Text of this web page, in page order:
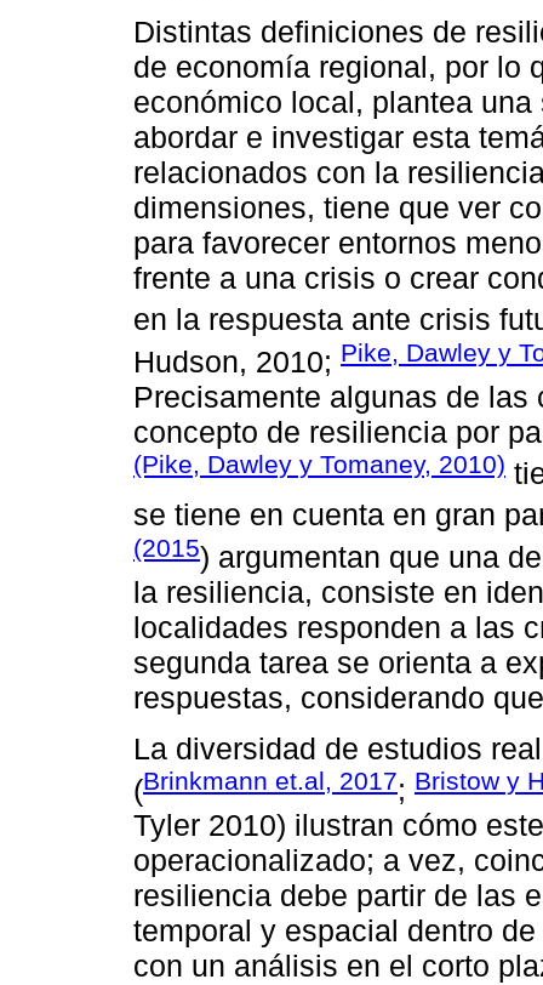
Distintas definiciones de
de economía regional, por lo
económico local, plantea
abordar e investigar esta
relacionados con la
dimensiones, tiene que ver
para favorecer entornos
frente a una crisis o crear
en la respuesta ante crisis
Hudson, 2010; Pike, Dawley y
Precisamente algunas de
concepto de resiliencia por
(Pike, Dawley y Tomaney, 2010)
se tiene en cuenta en gran
(2015) argumentan que una
la resiliencia, consiste en
localidades responden a las
segunda tarea se orienta a
respuestas, considerando
La diversidad de estudios
(Brinkmann et.al, 2017; Bristow y
Tyler 2010) ilustran cómo
operacionalizado; a vez,
resiliencia debe partir de las
temporal y espacial dentro
con un análisis en el corto